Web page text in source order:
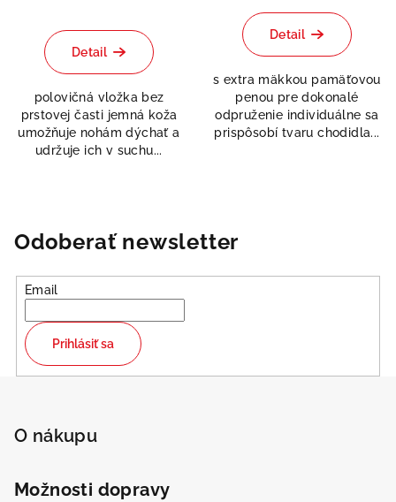
Detail
polovičná vložka bez
prstovej časti jemná koža
umožňuje nohám dýchať a
udržuje ich v suchu...
Detail
s extra mäkkou pamäťovou
penou pre dokonalé
odpruženie individuálne sa
prispôsobí tvaru chodidla...
Odoberať newsletter
Email
Prihlásiť sa
O nákupu
Možnosti dopravy